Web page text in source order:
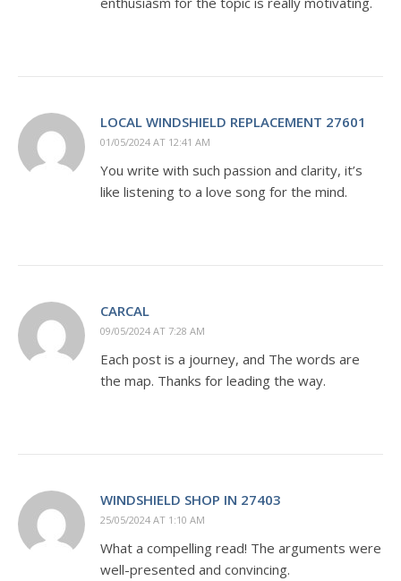
LOCAL WINDSHIELD REPLACEMENT 27601
01/05/2024 AT 12:41 AM
You write with such passion and clarity, it’s
like listening to a love song for the mind.
CARCAL
09/05/2024 AT 7:28 AM
Each post is a journey, and The words are
the map. Thanks for leading the way.
WINDSHIELD SHOP IN 27403
25/05/2024 AT 1:10 AM
What a compelling read! The arguments were
well-presented and convincing.